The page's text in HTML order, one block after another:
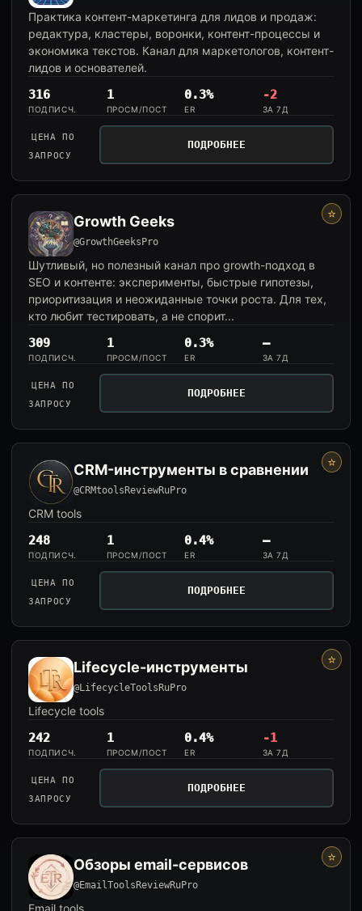
Практика контент-маркетинга для лидов и продаж:
редактура, кластеры, воронки, контент-процессы и
экономика текстов. Канал для маркетологов, контент-
лидов и основателей.
316
ПОДПИСЧ.
1
ПРОСМ/ПОСТ
0.3%
ER
-2
ЗА 7Д
ЦЕНА ПО
ЗАПРОСУ
ПОДРОБНЕЕ
⭐
Growth Geeks
@GrowthGeeksPro
Шутливый, но полезный канал про growth-подход в
SEO и контенте: эксперименты, быстрые гипотезы,
приоритизация и неожиданные точки роста. Для тех,
кто любит тестировать, а не спорит...
309
ПОДПИСЧ.
1
ПРОСМ/ПОСТ
0.3%
ER
—
ЗА 7Д
ЦЕНА ПО
ЗАПРОСУ
ПОДРОБНЕЕ
⭐
CRM-инструменты в сравнении
@CRMtoolsReviewRuPro
CRM tools
248
ПОДПИСЧ.
1
ПРОСМ/ПОСТ
0.4%
ER
—
ЗА 7Д
ЦЕНА ПО
ЗАПРОСУ
ПОДРОБНЕЕ
⭐
Lifecycle-инструменты
@LifecycleToolsRuPro
Lifecycle tools
242
ПОДПИСЧ.
1
ПРОСМ/ПОСТ
0.4%
ER
-1
ЗА 7Д
ЦЕНА ПО
ЗАПРОСУ
ПОДРОБНЕЕ
⭐
Обзоры email-сервисов
@EmailToolsReviewRuPro
Email tools